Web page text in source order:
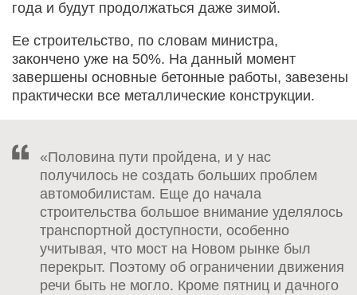
года и будут продолжаться даже зимой.
Ее строительство, по словам министра,
закончено уже на 50%. На данный момент
завершены основные бетонные работы, завезены
практически все металлические конструкции.
«Половина пути пройдена, и у нас
получилось не создать больших проблем
автомобилистам. Еще до начала
строительства большое внимание уделялось
транспортной доступности, особенно
учитывая, что мост на Новом рынке был
перекрыт. Поэтому об ограничении движения
речи быть не могло. Кроме пятниц и дачного